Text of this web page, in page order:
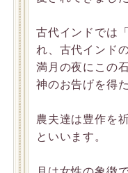
古代インドでは
れ、古代インド
満月の夜にこの
神のお告げを得
農夫達は豊作を
といいます。